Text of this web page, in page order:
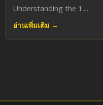
Understanding the 1....
อ่านเพิ่มเติม →